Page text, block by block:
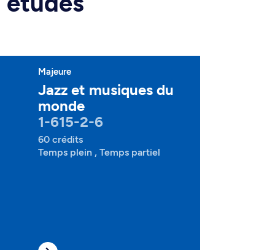
Majeure
Jazz et musiques du
monde
1-615-2-6
60 crédits
Temps plein , Temps partiel